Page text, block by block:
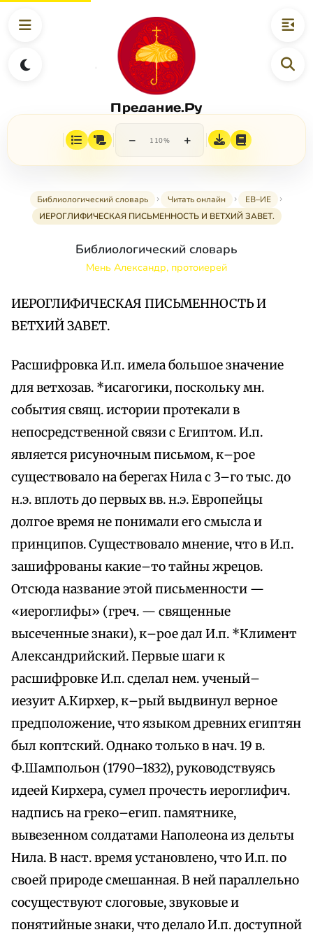
Предание.Ру
− 110% +
Библиологический словарь Читать онлайн
ЕВ–ИЕ
ИЕРОГЛИФИЧЕСКАЯ ПИСЬМЕННОСТЬ И ВЕТХИЙ ЗАВЕТ.
Библиологический словарь
Мень Александр, протоиерей
ИЕРОГЛИФИЧЕСКАЯ ПИСЬМЕННОСТЬ И
ВЕТХИЙ ЗАВЕТ.
Расшифровка И.п. имела большое значение
для ветхозав. *исагогики, поскольку мн.
события свящ. истории протекали в
непосредственной связи с Египтом. И.п.
является рисуночным письмом, к–рое
существовало на берегах Нила с 3–го тыс. до
н.э. вплоть до первых вв. н.э. Европейцы
долгое время не понимали его смысла и
принципов. Существовало мнение, что в И.п.
зашифрованы какие–то тайны жрецов.
Отсюда название этой письменности —
«иероглифы» (греч. — священные
высеченные знаки), к–рое дал И.п. *Климент
Александрийский. Первые шаги к
расшифровке И.п. сделал нем. ученый–
иезуит А.Кирхер, к–рый выдвинул верное
предположение, что языком древних египтян
был коптский. Однако только в нач. 19 в.
Ф.Шампольон (1790–1832), руководствуясь
идеей Кирхера, сумел прочесть иероглифич.
надпись на греко–егип. памятнике,
вывезенном солдатами Наполеона из дельты
Нила. В наст. время установлено, что И.п. по
своей природе смешанная. В ней параллельно
сосуществуют слоговые, звуковые и
понятийные знаки, что делало И.п. доступной